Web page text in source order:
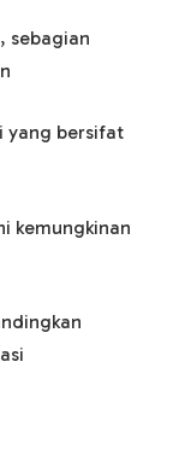
sebagian
yang bersifat
kemungkinan